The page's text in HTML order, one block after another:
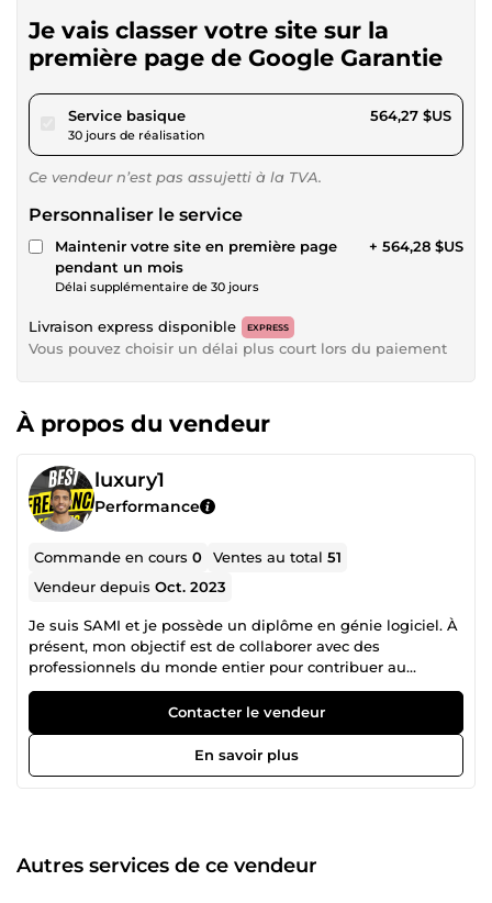
Je vais classer votre site sur la
première page de Google Garantie
Service basiquepour 520,07 $US
30 jours de réalisation
564,27 $US
Ce vendeur n’est pas assujetti à la TVA.
Personnaliser le service
Maintenir votre site en première page
pendant un mois
Délai supplémentaire de 30 jours
+ 564,28 $US
Livraison express disponible EXPRESS
Vous pouvez choisir un délai plus court lors du paiement
À propos du vendeur
luxury1
Performance
Commande en cours0 Ventes au total51
Vendeur depuisOct. 2023
Je suis SAMI et je possède un diplôme en génie logiciel. À
présent, mon objectif est de collaborer avec des
professionnels du monde entier pour contribuer au
développement d'entreprises orientées vers les médias
sociaux et le commerce électronique. Je suis également
hautement compétent en référencement naturel et local,
en publication d'articles invités, en marketing numérique,
en conception graphique, ainsi qu'en conception et
clients partout dans le monde en offrant un service de
qualité. N'hésitez pas à me contacter, je serais ravi de vous
Contacter le vendeur
En savoir plus
Autres services de ce vendeur